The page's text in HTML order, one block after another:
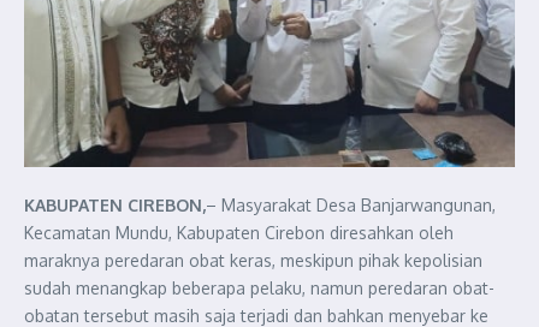
KABUPATEN CIREBON,– Masyarakat Desa Banjarwangunan,
Kecamatan Mundu, Kabupaten Cirebon diresahkan oleh
maraknya peredaran obat keras, meskipun pihak kepolisian
sudah menangkap beberapa pelaku, namun peredaran obat-
obatan tersebut masih saja terjadi dan bahkan menyebar ke